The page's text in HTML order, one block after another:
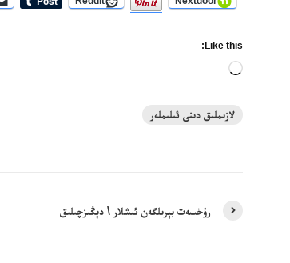
Like this:
Loading…
لازىملىق دىنى ئىلىملەر
رۇخسەت بېرىلگەن ئىشلار \ دېڭىزچىلىق